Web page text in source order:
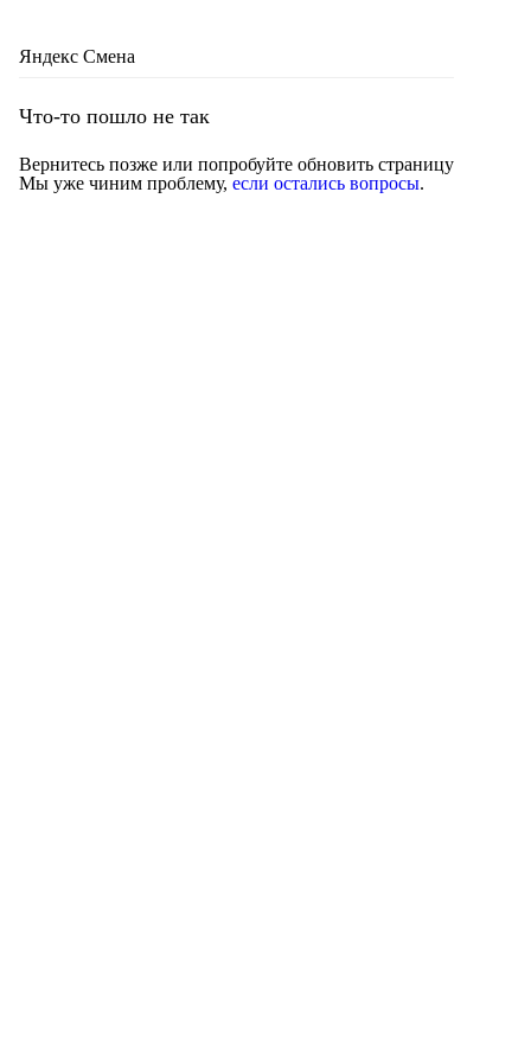
Яндекс Смена
Что-то пошло не так
Вернитесь позже или попробуйте обновить страницу
Мы уже чиним проблему, если остались вопросы.